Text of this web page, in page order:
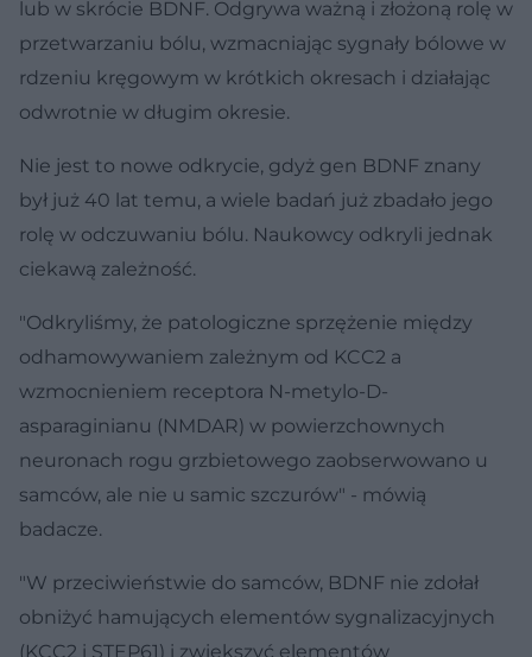
lub w skrócie BDNF. Odgrywa ważną i złożoną rolę w
przetwarzaniu bólu, wzmacniając sygnały bólowe w
rdzeniu kręgowym w krótkich okresach i działając
odwrotnie w długim okresie.
Nie jest to nowe odkrycie, gdyż gen BDNF znany
był już 40 lat temu, a wiele badań już zbadało jego
rolę w odczuwaniu bólu. Naukowcy odkryli jednak
ciekawą zależność.
"Odkryliśmy, że patologiczne sprzężenie między
odhamowywaniem zależnym od KCC2 a
wzmocnieniem receptora N-metylo-D-
asparaginianu (NMDAR) w powierzchownych
neuronach rogu grzbietowego zaobserwowano u
samców, ale nie u samic szczurów" - mówią
badacze.
"W przeciwieństwie do samców, BDNF nie zdołał
obniżyć hamujących elementów sygnalizacyjnych
(KCC2 i STEP61) i zwiększyć elementów